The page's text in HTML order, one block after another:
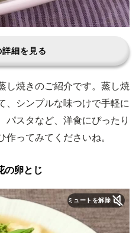
詳細を見る
し焼きのご紹介です。蒸し焼
、シンプルな味つけで手軽に
パスタなど、洋食にぴったり
ってみてくださいね。
の卵とじ
ミュートを解除